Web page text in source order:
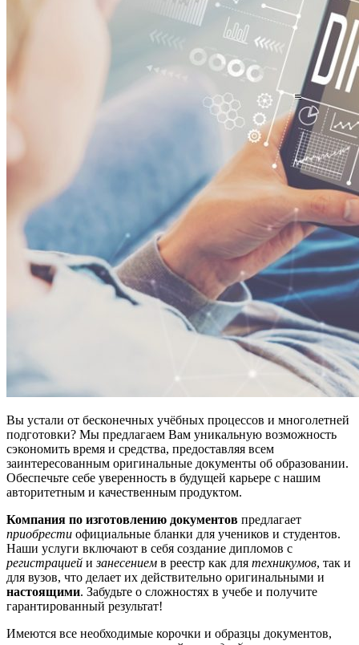
Вы устали от бесконечных учёбных процессов и многолетней
подготовки? Мы предлагаем Вам уникальную возможность
сэкономить время и средства, предоставляя всем
заинтересованным оригинальные документы об образовании.
Обеспечьте себе уверенность в будущей карьере с нашим
авторитетным и качественным продуктом.
Компания по изготовлению документов предлагает
приобрести официальные бланки для учеников и студентов.
Наши услуги включают в себя создание дипломов с
регистрaцией изанесением в реестр как для техникумов, так и
для вузов, что делает их действительно оригинальными и
настоящими. Забудьте о сложностях в учебе и получите
гарантированный результат!
Имеются все необходимые корочки и образцы документов,